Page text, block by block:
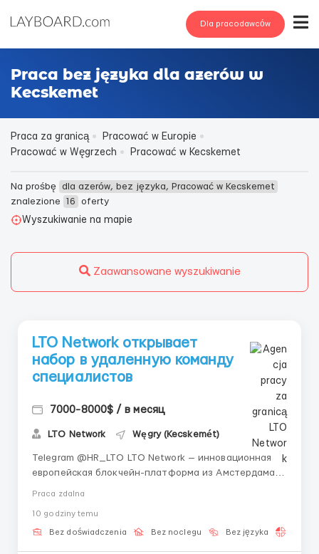
Dla pracodawców
Praca bez języka dla azerów w
Kecskemet
Praca za granicą
Pracować w Europie
Pracować w Węgrzech
Pracować w Kecskemet
Na prośbę dla azerów, bez języka, Pracować w Kecskemet
znalezione
16
oferty
Wyszukiwanie na mapie
Zaawansowane wyszukiwanie
LTO Network открывает
набор в удаленную команду
специалистов
7000-8000$ / в месяц
LTO Network Węgry (Kecskemét)
Telegram @HR_LTO LTO Network — инновационная
европейская блокчейн-платформа из Амстердама.
проектов, включая инициативы ООН. Ищем
активных людей, готовых начать карьеру в Web3
Praca zdalna
10 godziny temu
Bez doświadczenia Bez noclegu Bez języka